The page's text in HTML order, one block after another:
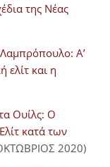
της Νέας
Α’
ελίτ και η
Ουίλς: Ο
κατά των
2020)